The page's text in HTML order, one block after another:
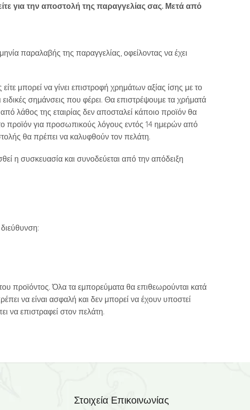
για την αποστολή της παραγγελίας σας. Μετά από
παραλαβής της παραγγελίας, οφείλοντας να έχει
μπορεί να γίνει επιστροφή χρημάτων αξίας ίσης με το
ειδικές σημάνσεις που φέρει. Θα επιστρέψουμε τα χρήματά
λάθος της εταιρίας δεν αποσταλεί κάποιο προϊόν θα
το προϊόν για προσωπικούς λόγους εντός 14 ημερών από
θα πρέπει να καλυφθούν τον πελάτη.
η συσκευασία και συνοδεύεται από την απόδειξη
προϊόντος. Όλα τα εμπορεύματα θα επιθεωρούνται κατά
να είναι ασφαλή και δεν μπορεί να έχουν υποστεί
να επιστραφεί στον πελάτη.
Στοιχεία Επικοινωνίας